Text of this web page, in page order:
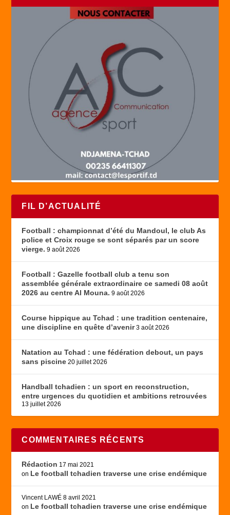
FIL D’ACTUALITÉ
Football : championnat d’été du Mandoul, le club As
police et Croix rouge se sont séparés par un score
vierge. 9 août 2026
Football : Gazelle football club a tenu son
assemblée générale extraordinaire ce samedi 08 août
2026 au centre Al Mouna. 9 août 2026
Course hippique au Tchad : une tradition centenaire,
une discipline en quête d’avenir 3 août 2026
Natation au Tchad : une fédération debout, un pays
sans piscine 20 juillet 2026
Handball tchadien : un sport en reconstruction,
entre urgences du quotidien et ambitions retrouvées
13 juillet 2026
COMMENTAIRES RÉCENTS
Rédaction 17 mai 2021
on Le football tchadien traverse une crise endémique
Vincent LAWÉ 8 avril 2021
on Le football tchadien traverse une crise endémique